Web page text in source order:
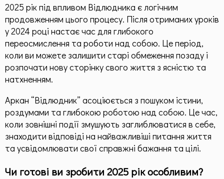
2025 рік під впливом Відлюдника є логічним
продовженням цього процесу. Після отриманих уроків
у 2024 році настає час для глибокого
переосмислення та роботи над собою. Це період,
коли ви можете залишити старі обмеження позаду і
розпочати нову сторінку свого життя з ясністю та
натхненням.
Аркан “Відлюдник” асоціюється з пошуком істини,
роздумами та глибокою роботою над собою. Це час,
коли зовнішні події змушують заглиблюватися в себе,
знаходити відповіді на найважливіші питання життя
та усвідомлювати свої справжні бажання та цілі.
Чи готові ви зробити 2025 рік особливим?